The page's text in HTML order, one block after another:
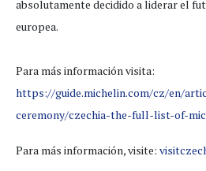
absolutamente decidido a liderar el
europea.
Para más información visita:
https://guide.michelin.com/cz/en/
ceremony/czechia-the-full-list-of-
Para más información, visite: